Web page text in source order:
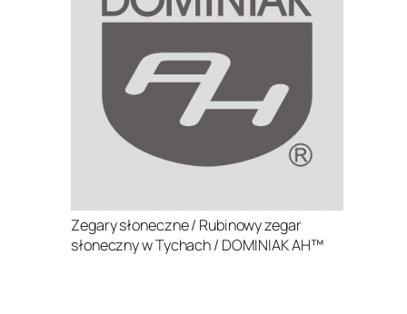
Zegary słoneczne / Rubinowy zegar
słoneczny w Tychach / DOMINIAK AH™